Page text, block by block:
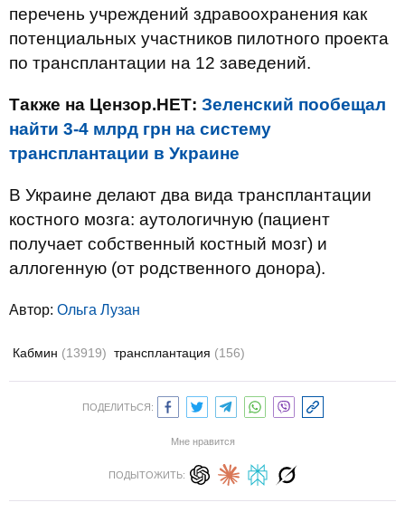
перечень учреждений здравоохранения как
потенциальных участников пилотного проекта
по трансплантации на 12 заведений.
Также на Цензор.НЕТ: Зеленский пообещал
найти 3-4 млрд грн на систему
трансплантации в Украине
В Украине делают два вида трансплантации
костного мозга: аутологичную (пациент
получает собственный костный мозг) и
аллогенную (от родственного донора).
Автор: Ольга Лузан
Кабмин (13919) трансплантация (156)
ПОДЕЛИТЬСЯ:
Мне нравится
ПОДЫТОЖИТЬ: